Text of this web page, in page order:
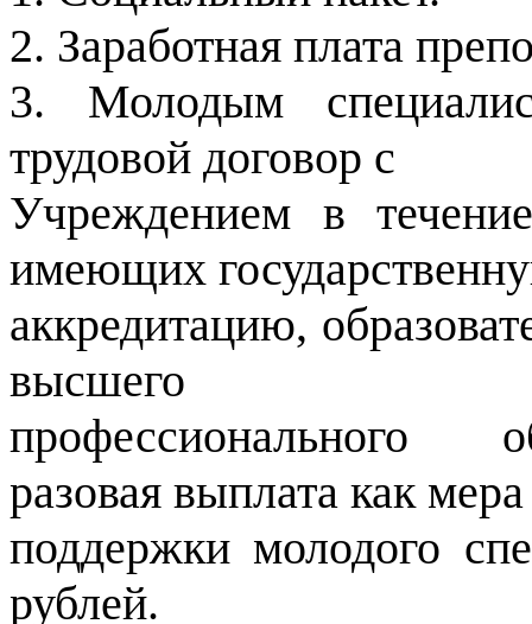
2. Заработная плата
3. Молодым
трудовой договор с
Учреждением в
имеющих
аккредитацию,
высшего
профессионального
разовая выплата как мера
поддержки молодого
рублей.